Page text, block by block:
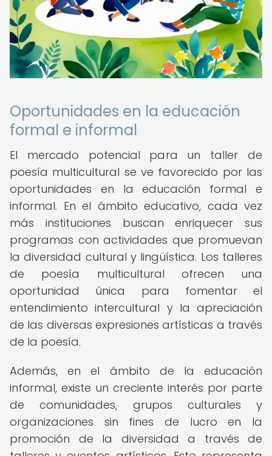
Oportunidades en la educación
formal e informal
El mercado potencial para un taller de
poesía multicultural se ve favorecido por las
oportunidades en la educación formal e
informal. En el ámbito educativo, cada vez
más instituciones buscan enriquecer sus
programas con actividades que promuevan
la diversidad cultural y lingüística. Los talleres
de poesía multicultural ofrecen una
oportunidad única para fomentar el
entendimiento intercultural y la apreciación
de las diversas expresiones artísticas a través
de la poesía.
Además, en el ámbito de la educación
informal, existe un creciente interés por parte
de comunidades, grupos culturales y
organizaciones sin fines de lucro en la
promoción de la diversidad a través de